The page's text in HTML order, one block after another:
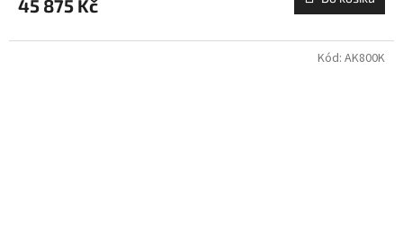
45 875 Kč
Kód: AK800K